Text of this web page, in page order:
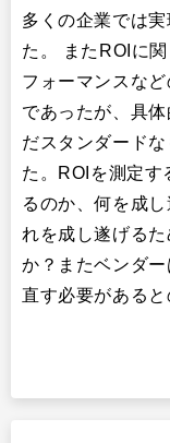
多くの企業では
た。 またROIに
フォーマンスな
であったが、具
だスタンダード
た。ROIを測定す
るのか、何を成
れを成し遂げる
か？またベンダ
直す必要があると